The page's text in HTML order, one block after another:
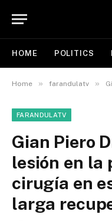
HOME POLITICS
Home » farandulatv »
FARANDULATV
Gian Piero
lesión en la
cirugía en
larga